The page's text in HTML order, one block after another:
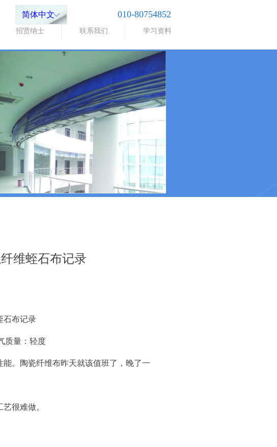
招贤纳士 联系我们 学习资料
010-80754852
ꀅ
简体中文
维蛭石布记录
石布记录
质量：轻度
。陶瓷纤维布昨天就该值班了，晚了一
很难做。